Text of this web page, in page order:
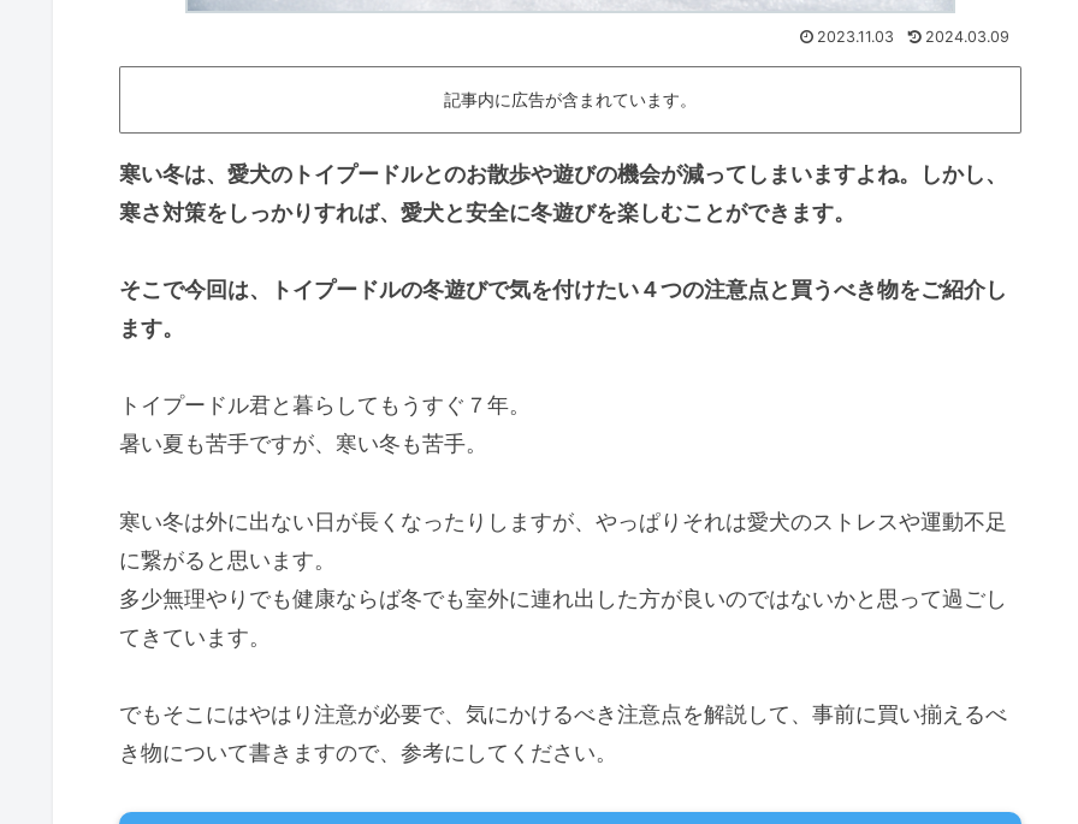
2023.11.03 2024.03.09
記事内に広告が含まれています。
寒い冬は、愛犬のトイプードルとのお散歩や遊びの機会が減ってしまいますよね。しかし、
寒さ対策をしっかりすれば、愛犬と安全に冬遊びを楽しむことができます。
そこで今回は、トイプードルの冬遊びで気を付けたい４つの注意点と買うべき物をご紹介し
ます。
トイプードル君と暮らしてもうすぐ７年。
暑い夏も苦手ですが、寒い冬も苦手。
寒い冬は外に出ない日が長くなったりしますが、やっぱりそれは愛犬のストレスや運動不足
に繋がると思います。
多少無理やりでも健康ならば冬でも室外に連れ出した方が良いのではないかと思って過ごし
てきています。
でもそこにはやはり注意が必要で、気にかけるべき注意点を解説して、事前に買い揃えるべ
き物について書きますので、参考にしてください。